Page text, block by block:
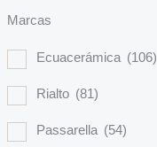
Marcas
Ecuacerámica (106)
Rialto (81)
Passarella (54)